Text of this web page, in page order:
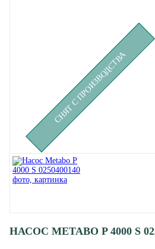
СНЯТ С ПРОИЗВОДСТВА
НАСОС METABO P 4000 S